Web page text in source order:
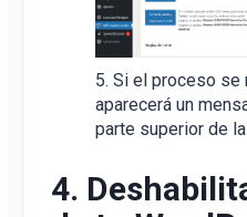
Si el proceso se
aparecerá un
parte superior de
4.